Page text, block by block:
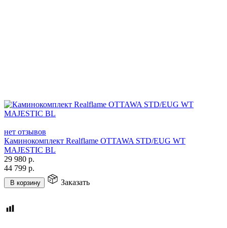
нет отзывов
Каминокомплект Realflame OTTAWA STD/EUG WT
MAJESTIC BL
29 980 р.
44 799 р.
В корзину Заказать